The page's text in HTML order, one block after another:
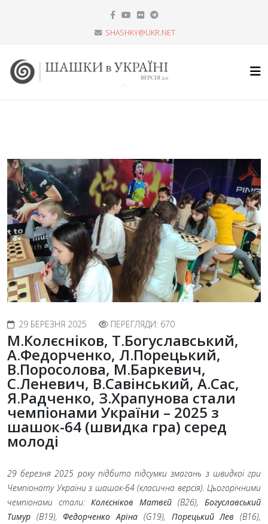
SHASHKY@UKR.NET
29 БЕРЕЗНЯ 2025 ПЕРЕГЛЯДИ: 670
М.Колєсніков, Т.Богуславський,
А.Федорченко, Л.Порецький,
В.Поросолова, М.Баркевич,
C.Леневич, В.Савінський, А.Сас,
Я.Радченко, З.Храпунова стали
чемпіонами України – 2025 з
шашок-64 (швидка гра) серед
молоді
29 березня 2025 року підбито підсумки змагань з швидкої гри
Чемпіонату України з шашок-64 (класична версія). Цьогорічними
чемпіонами стали: Колєсніков Матвєй (B26), Богуславський
Тимур (B19), Федорченко Аріна (G19), Порецький Лев (B16),